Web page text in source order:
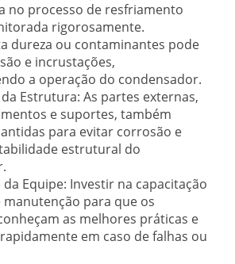
no processo de resfriamento
rigorosamente.
dureza ou contaminantes pode
e incrustações,
a operação do condensador.
Estrutura: As partes externas,
e suportes, também
para evitar corrosão e
estrutural do
Equipe: Investir na capacitação
manutenção para que os
as melhores práticas e
em caso de falhas ou